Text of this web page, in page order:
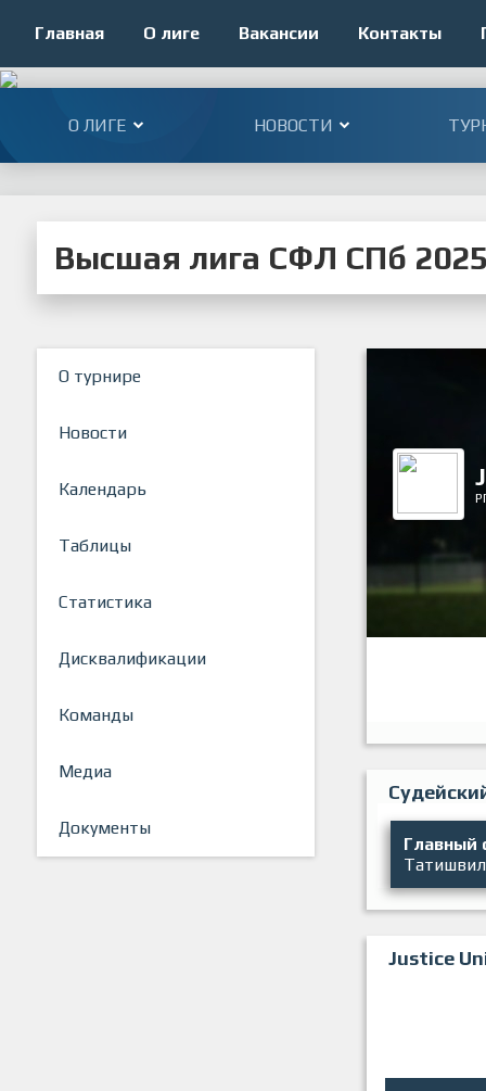
Главная О лиге Вакансии Контакты
О ЛИГЕ НОВОСТИ
Высшая лига СФЛ СПб
О турнире
Новости
Календарь
Таблицы
Статистика
Дисквалификации
Команды
Медиа
Документы
Главный
Justice